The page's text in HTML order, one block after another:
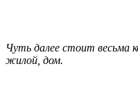
Чуть далее стоит весьма
жилой, дом.